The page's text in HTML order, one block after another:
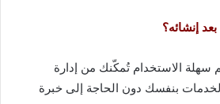
إنشائه؟
سهلة الاستخدام تُمكّنك من إدارة
بنفسك دون الحاجة إلى خبرة